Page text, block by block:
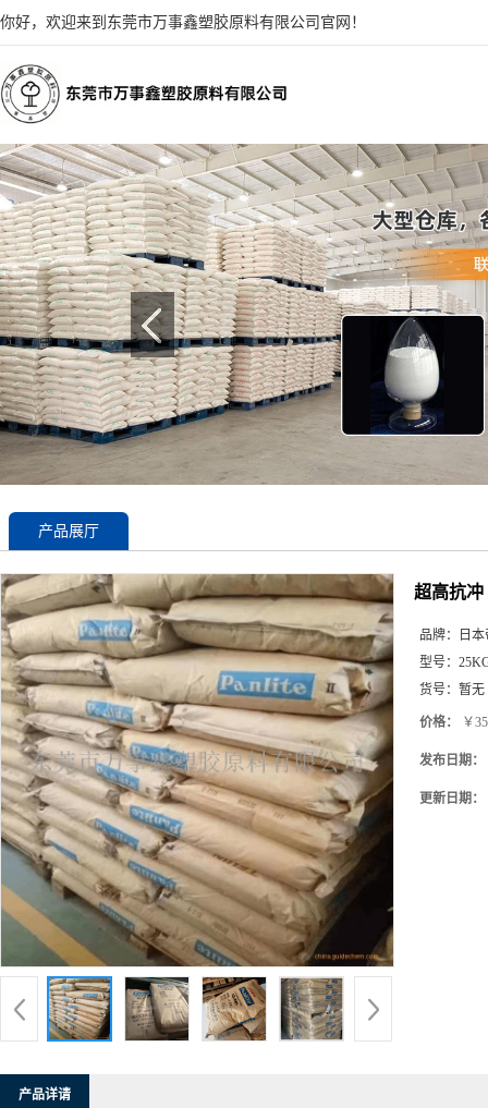
你好，欢迎来到东莞市万事鑫塑胶原料有限公司官网！
产品展厅
超高抗冲
品牌：
日
型号：
货号： 暂无
价格： ￥
发布日期：
更新日期：
产品详请